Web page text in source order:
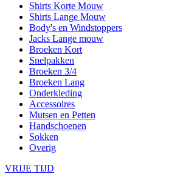
Shirts Korte Mouw
Shirts Lange Mouw
Body's en Windstoppers
Jacks Lange mouw
Broeken Kort
Snelpakken
Broeken 3/4
Broeken Lang
Onderkleding
Accessoires
Mutsen en Petten
Handschoenen
Sokken
Overig
VRIJE TIJD